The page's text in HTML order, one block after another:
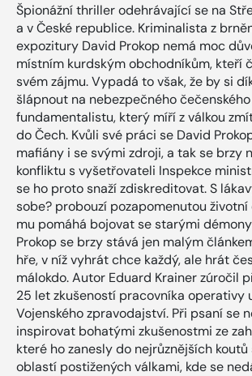
Špionážní thriller odehrávající se na
a v České republice. Kriminalista z
expozitury David Prokop nemá moc
místním kurd­ským obchodníkům, kteří
svém zájmu. Vypadá to však, že by si
šlápnout na nebezpečného če­čenského
fundamentalistu, který míří z válkou
do Čech. Kvůli své práci se David
mafiány i se svými zdro­ji, a tak se brzy
konfliktu s vyšetřovateli Inspekce
se ho proto snaží zdis­kreditovat. S
sobe? probouzí pozapomenutou životní
mu pomáhá bojovat se starými
Prokop se brzy stává jen malým
hře, v níž vyhrát chce každý, ale hrát
málokdo. Autor Eduard Krainer zúročil
25 let zkušeností pracovníka operativy
Vojenského zpravodajství. Při psaní se
inspirovat bo­hatými zkušenostmi ze
které ho zanesly do nejrůznějších
oblastí postižených válkami, kde se